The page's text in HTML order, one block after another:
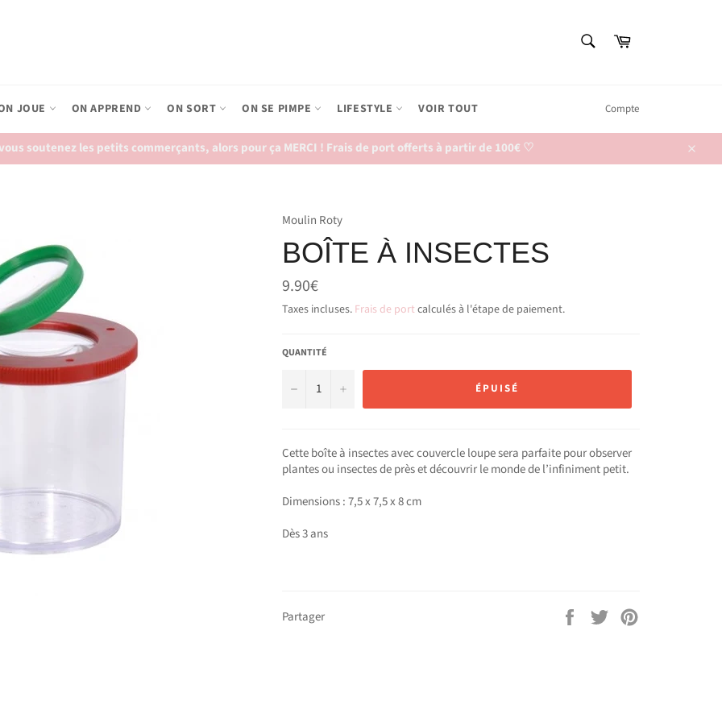
Panier
JOUE ON APPREND ON SORT ON SE PIMPE LIFESTYLE VOIR TOUT Compte
soutenez les petits commerçants, alors pour ça MERCI ! Frais de port offerts à partir de 100€ ♡
Close
Moulin Roty
BOÎTE À INSECTES
Prix
régulier
9.90€
Taxes incluses. Frais de portcalculés à l'étape de paiement.
QUANTITÉ
− + ÉPUISÉ
Cette boîte à insectes avec couvercle loupe sera parfaite pour observer
plantes ou insectes de près et découvrir le monde de l’infiniment petit.
Dimensions : 7,5 x 7,5 x 8 cm
Dès 3 ans
Partager
Partager
sur
Tweeter
sur